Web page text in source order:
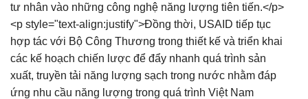
tư nhân vào những công nghệ năng lượng tiên tiến.</p>
<p style="text-align:justify">Đồng thời, USAID tiếp tục
hợp tác với Bộ Công Thương trong thiết kế và triển khai
các kế hoạch chiến lược để đẩy nhanh quá trình sản
xuất, truyền tải năng lượng sạch trong nước nhằm đáp
ứng nhu cầu năng lượng trong quá trình Việt Nam